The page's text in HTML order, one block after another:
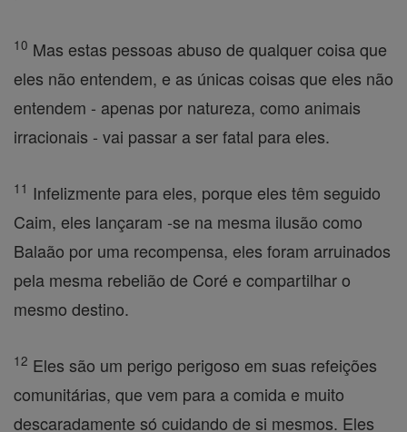
10 Mas estas pessoas abuso de qualquer coisa que
eles não entendem, e as únicas coisas que eles não
entendem - apenas por natureza, como animais
irracionais - vai passar a ser fatal para eles.
11 Infelizmente para eles, porque eles têm seguido
Caim, eles lançaram -se na mesma ilusão como
Balaão por uma recompensa, eles foram arruinados
pela mesma rebelião de Coré e compartilhar o
mesmo destino.
12 Eles são um perigo perigoso em suas refeições
comunitárias, que vem para a comida e muito
descaradamente só cuidando de si mesmos. Eles